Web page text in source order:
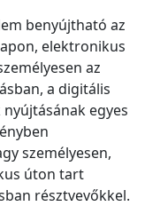
benyújtható az
elektronikus
az
a digitális
egyes
személyesen,
úton tart
résztvevőkkel.